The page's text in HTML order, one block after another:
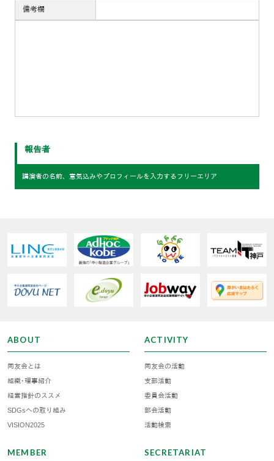
備考欄
報告者
講演者の名前、意気込みやプロフィールを入力するフリーエリア
ABOUT ACTIVITY
同友会とは
同友会の活動
組織･理事紹介
支部活動
経営指針のススメ
委員会活動
SDGsへの取り組み
部会活動
VISION2025
活動検索
MEMBER SECRETARIAT